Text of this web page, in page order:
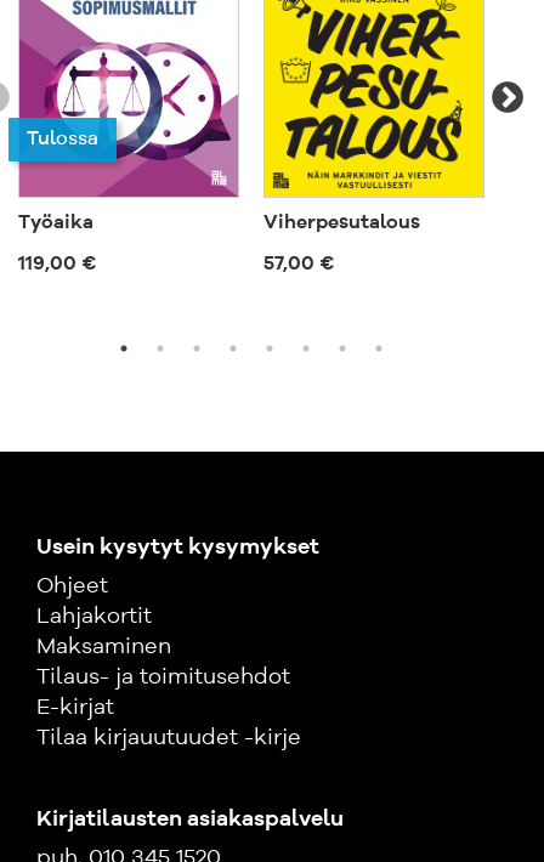
Tulossa
Työaika
119,00 €
Viherpesutalous
57,00 €
Usein kysytyt kysymykset
Ohjeet
Lahjakortit
Maksaminen
Tilaus- ja toimitusehdot
E-kirjat
Tilaa kirjauutuudet -kirje
Kirjatilausten asiakaspalvelu